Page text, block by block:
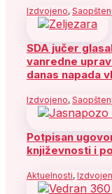
Izdvojeno,
SDA jučer
vanredne
danas napada
Izdvojeno,
Potpisan
književnosti i
Aktuelnosti,